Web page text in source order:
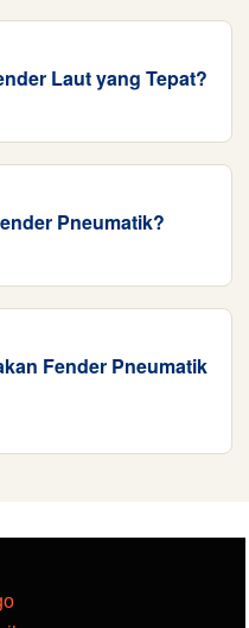
Laut yang Tepat?
Pneumatik?
Fender Pneumatik